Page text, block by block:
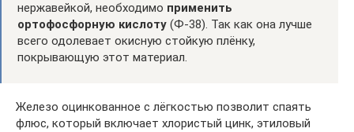
нержавейкой, необходимо применить
ортофосфорную кислоту (Ф-38). Так как она лучше
всего одолевает окисную стойкую плёнку,
покрывающую этот материал.
Железо оцинкованное с лёгкостью позволит спаять
флюс, который включает хлористый цинк, этиловый